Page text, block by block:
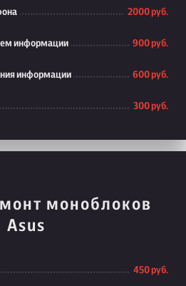
2000 руб.
информации 900 руб.
информации 600 руб.
300 руб.
моноблоков
Asus
450 руб.